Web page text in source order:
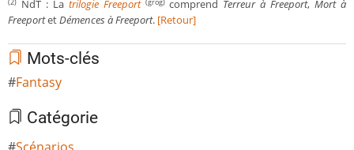
(2) NdT : La trilogie Freeport (grog)comprend Terreur à Freeport,Mort à
FreeportetDémences à Freeport. [Retour]
Mots-clés
Fantasy
Catégorie